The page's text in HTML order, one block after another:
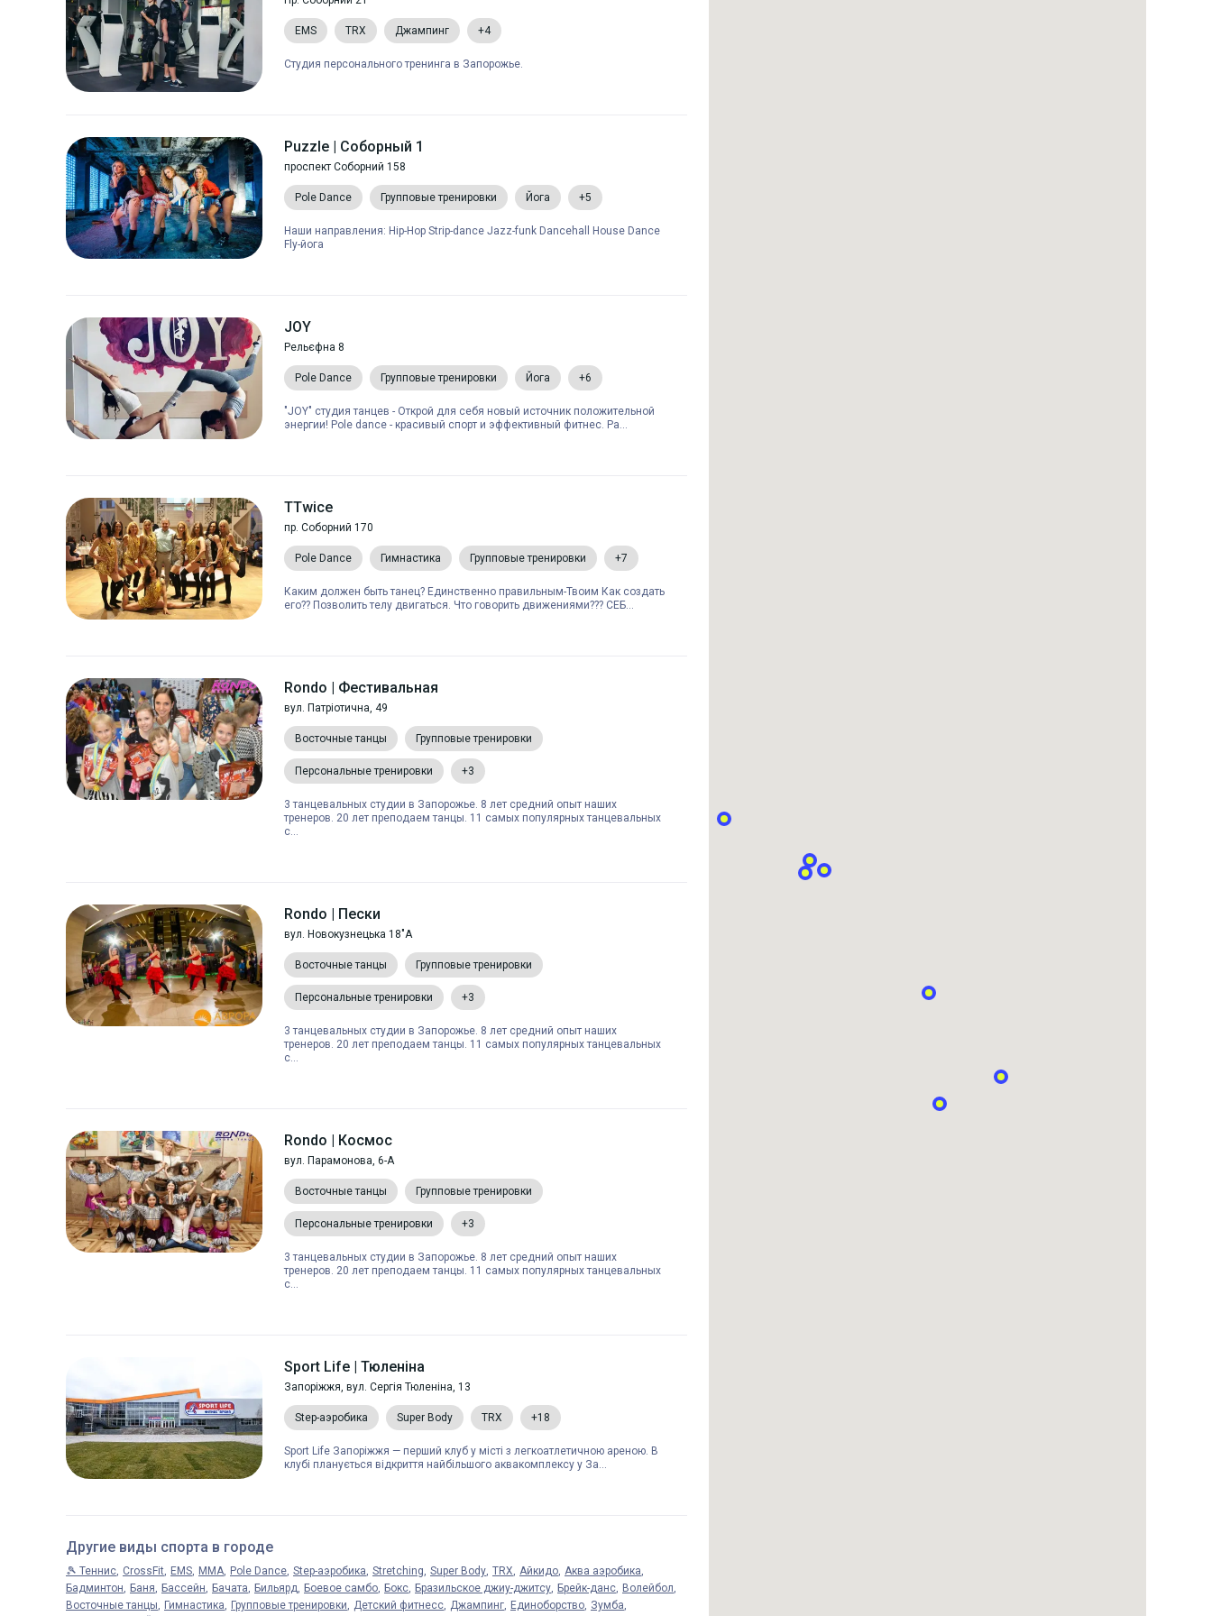
EMS TRX Джампинг +4
Студия персонального тренинга в Запорожье.
Puzzle | Соборный 1
проспект Соборний 158
Pole Dance Групповые тренировки Йога +5
Наши направления: Hip-Hop Strip-dance Jazz-funk Dancehall House Dance
Fly-йога
JOY
Рельєфна 8
Pole Dance Групповые тренировки Йога +6
"JOY" студия танцев - Открой для себя новый источник положительной
энергии! Pole dance - красивый спорт и эффективный фитнес. Ра...
TTwice
пр. Соборний 170
Pole Dance Гимнастика Групповые тренировки +7
Каким должен быть танец? Единственно правильным-Твоим Как создать
его?? Позволить телу двигаться. Что говорить движениями??? СЕБ...
Rondo | Фестивальная
вул. Патріотична, 49
Восточные танцы Групповые тренировки
Персональные тренировки +3
3 танцевальных студии в Запорожье. 8 лет средний опыт наших
тренеров. 20 лет преподаем танцы. 11 самых популярных танцевальных
с...
Rondo | Пески
вул. Новокузнецька 18"А
Восточные танцы Групповые тренировки
Персональные тренировки +3
3 танцевальных студии в Запорожье. 8 лет средний опыт наших
тренеров. 20 лет преподаем танцы. 11 самых популярных танцевальных
с...
Rondo | Космос
вул. Парамонова, 6-А
Восточные танцы Групповые тренировки
Персональные тренировки +3
3 танцевальных студии в Запорожье. 8 лет средний опыт наших
тренеров. 20 лет преподаем танцы. 11 самых популярных танцевальных
с...
Sport Life | Тюленіна
Запоріжжя, вул. Сергія Тюленіна, 13
Step-аэробика Super Body TRX +18
Sport Life Запоріжжя — перший клуб у місті з легкоатлетичною ареною. В
клубі планується відкриття найбільшого аквакомплексу у За...
Другие виды спорта в городе
🎾 Теннис CrossFit EMS MMA Pole Dance Step-аэробика Stretching Super Body TRX Айкидо Аква аэробика
Бадминтон
Баня Бассейн Бачата Бильярд Боевое самбо Бокс Бразильское джиу-джитсу Брейк-данс
Волейбол
Восточные танцы
Гимнастика Групповые тренировки Детский фитнесс Джампинг Единоборство Зумба